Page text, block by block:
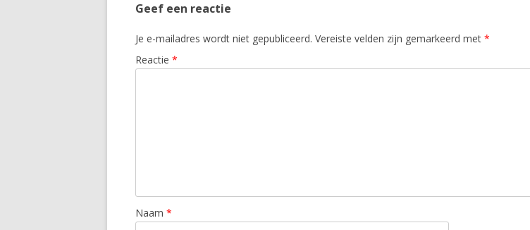
Geef een reactie
Je e-mailadres wordt niet gepubliceerd. Vereiste velden zijn gemarkeerd met *
Reactie *
Naam *